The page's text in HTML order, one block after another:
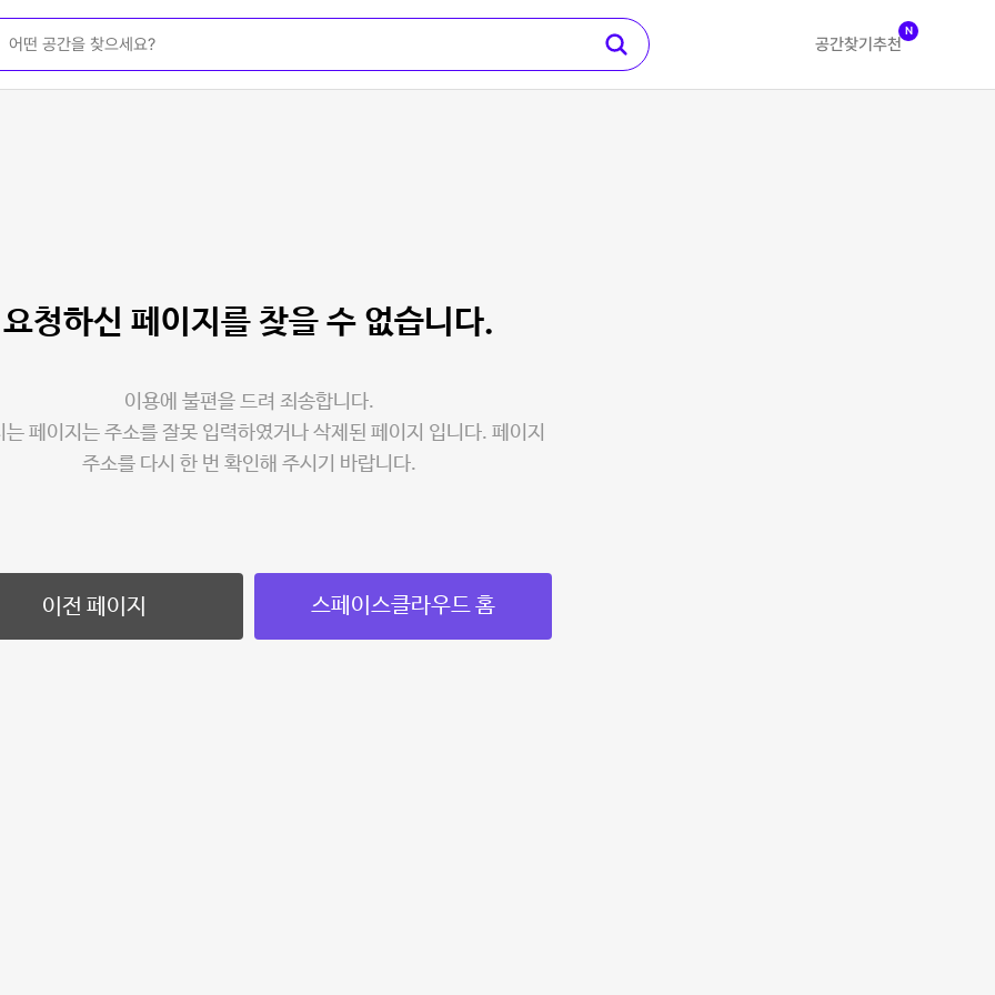
공간찾기 추천
N
요청하신 페이지를 찾을 수 없습니다.
이용에 불편을 드려 죄송합니다.
는 페이지는 주소를 잘못 입력하였거나 삭제된 페이지 입니다. 페이지
주소를 다시 한 번 확인해 주시기 바랍니다.
이전 페이지 스페이스클라우드 홈